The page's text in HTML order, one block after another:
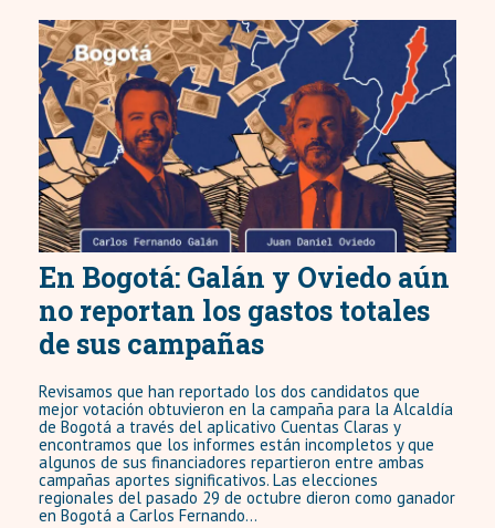
En Bogotá: Galán y Oviedo aún
no reportan los gastos totales
de sus campañas
Revisamos que han reportado los dos candidatos que
mejor votación obtuvieron en la campaña para la Alcaldía
de Bogotá a través del aplicativo Cuentas Claras y
encontramos que los informes están incompletos y que
algunos de sus financiadores repartieron entre ambas
campañas aportes significativos. Las elecciones
regionales del pasado 29 de octubre dieron como ganador
en Bogotá a Carlos Fernando...